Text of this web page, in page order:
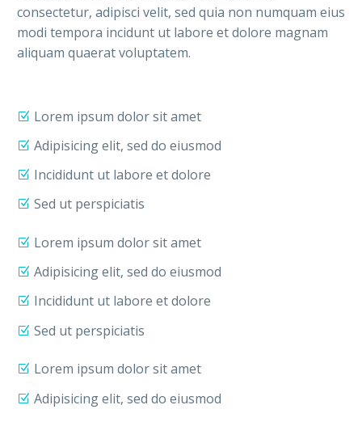
consectetur, adipisci velit, sed quia non numquam eius
modi tempora incidunt ut labore et dolore magnam
aliquam quaerat voluptatem.
Lorem ipsum dolor sit amet
Adipisicing elit, sed do eiusmod
Incididunt ut labore et dolore
Sed ut perspiciatis
Lorem ipsum dolor sit amet
Adipisicing elit, sed do eiusmod
Incididunt ut labore et dolore
Sed ut perspiciatis
Lorem ipsum dolor sit amet
Adipisicing elit, sed do eiusmod